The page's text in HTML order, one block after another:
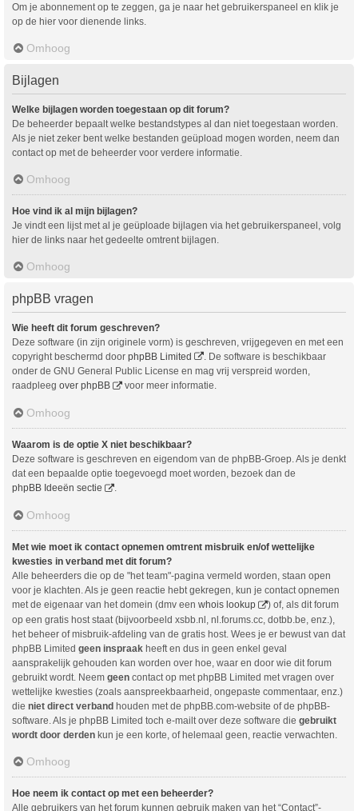
Om je abonnement op te zeggen, ga je naar het gebruikerspaneel en klik je
op de hier voor dienende links.
Omhoog
Bijlagen
Welke bijlagen worden toegestaan op dit forum?
De beheerder bepaalt welke bestandstypes al dan niet toegestaan worden.
Als je niet zeker bent welke bestanden geüpload mogen worden, neem dan
contact op met de beheerder voor verdere informatie.
Omhoog
Hoe vind ik al mijn bijlagen?
Je vindt een lijst met al je geüploade bijlagen via het gebruikerspaneel, volg
hier de links naar het gedeelte omtrent bijlagen.
Omhoog
phpBB vragen
Wie heeft dit forum geschreven?
Deze software (in zijn originele vorm) is geschreven, vrijgegeven en met een
copyright beschermd door phpBB Limited
. De software is beschikbaar
onder de GNU General Public License en mag vrij verspreid worden,
raadpleeg over phpBB voor meer informatie.
Omhoog
Waarom is de optie X niet beschikbaar?
Deze software is geschreven en eigendom van de phpBB-Groep. Als je denkt
dat een bepaalde optie toegevoegd moet worden, bezoek dan de
phpBB Ideeën sectie
.
Omhoog
Met wie moet ik contact opnemen omtrent misbruik en/of wettelijke
kwesties in verband met dit forum?
Alle beheerders die op de "het team"-pagina vermeld worden, staan open
voor je klachten. Als je geen reactie hebt gekregen, kun je contact opnemen
met de eigenaar van het domein (dmv een whois lookup
) of, als dit forum
op een gratis host staat (bijvoorbeeld xsbb.nl, nl.forums.cc, dotbb.be, enz.),
het beheer of misbruik-afdeling van de gratis host. Wees je er bewust van dat
phpBB Limited geen inspraak heeft en dus in geen enkel geval
aansprakelijk gehouden kan worden over hoe, waar en door wie dit forum
gebruikt wordt. Neem geen contact op met phpBB Limited met vragen over
wettelijke kwesties (zoals aanspreekbaarheid, ongepaste commentaar, enz.)
die niet direct verband houden met de phpBB.com-website of de phpBB-
software. Als je phpBB Limited toch e-mailt over deze software die gebruikt
wordt door derden kun je een korte, of helemaal geen, reactie verwachten.
Omhoog
Hoe neem ik contact op met een beheerder?
Alle gebruikers van het forum kunnen gebruik maken van het “Contact”-